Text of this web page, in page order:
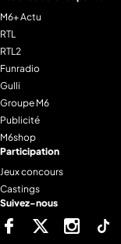
M6+ Actu
RTL
RTL2
Funradio
Gulli
Groupe M6
Publicité
M6shop
Participation
Jeux concours
Castings
Suivez-nous
FacebookTwitter Instagram